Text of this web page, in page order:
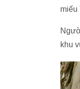
miếu
khu